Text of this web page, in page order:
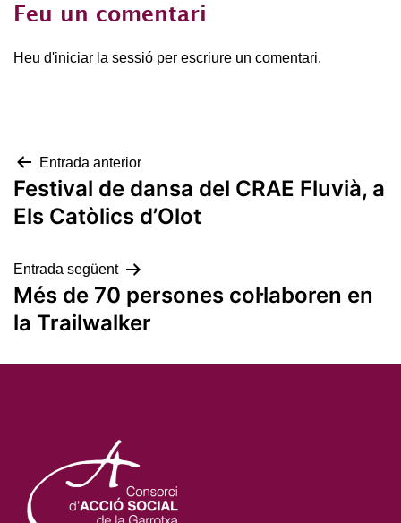
Feu un comentari
Heu d'iniciar la sessió per escriure un comentari.
Navegació
d'entrades
Entrada anterior
Festival de dansa del CRAE Fluvià, a
Els Catòlics d’Olot
Entrada següent
Més de 70 persones col·laboren en
la Trailwalker